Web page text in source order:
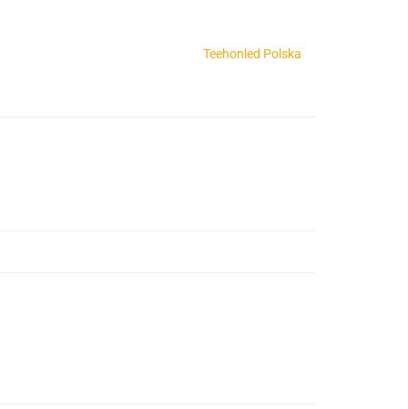
Teehonled Polska